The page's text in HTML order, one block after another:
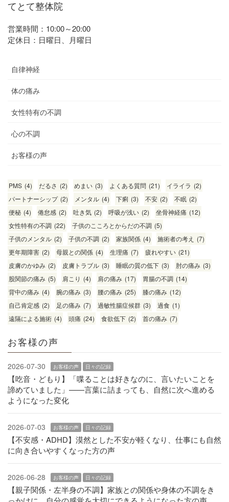
てとて整体院
営業時間：10:00～20:00
定休日：日曜日、月曜日
自律神経
体の痛み
女性特有の不調
心の不調
お客様の声
PMS (4) だるさ (2) めまい (3) よくある質問 (21) イライラ (2)
パートナーシップ (2) メンタル (4) 下痢 (3) 不安 (2) 不眠 (2)
便秘 (4) 倦怠感 (2) 吐き気 (2) 呼吸が浅い (2) 坐骨神経痛 (12)
女性特有の不調 (22) 子供のこころとからだの不調 (5)
子供のメンタル (2) 子供の不調 (2) 家族関係 (4) 施術者の考え (7)
更年期障害 (2) 母親との関係 (4) 生理痛 (7) 疲れやすい (21)
皮膚のかゆみ (2) 皮膚トラブル (3) 睡眠の質の低下 (3) 肘の痛み (3)
股関節の痛み (5) 肩こり (4) 肩の痛み (17) 胃腸の不調 (14)
背中の痛み (4) 腕の痛み (3) 腰の痛み (25) 膝の痛み (12)
自己肯定感 (2) 足の痛み (7) 過敏性腸症候群 (3) 過食 (1)
遠隔による施術 (4) 頭痛 (24) 食欲低下 (2) 首の痛み (7)
お客様の声
2026-07-30 お客様の声 日々の記録
【吃音・どもり】「喋ることは好きなのに、言いたいことを
諦めていました」——言葉に詰まっても、自然に次へ進める
ようになった変化
2026-07-03 お客様の声 日々の記録
【不安感・ADHD】漠然とした不安が軽くなり、仕事にも自然
に向き合いやすくなった方の声
2026-06-28 お客様の声 日々の記録
【親子関係・左半身の不調】家族との関係や身体の不調をき